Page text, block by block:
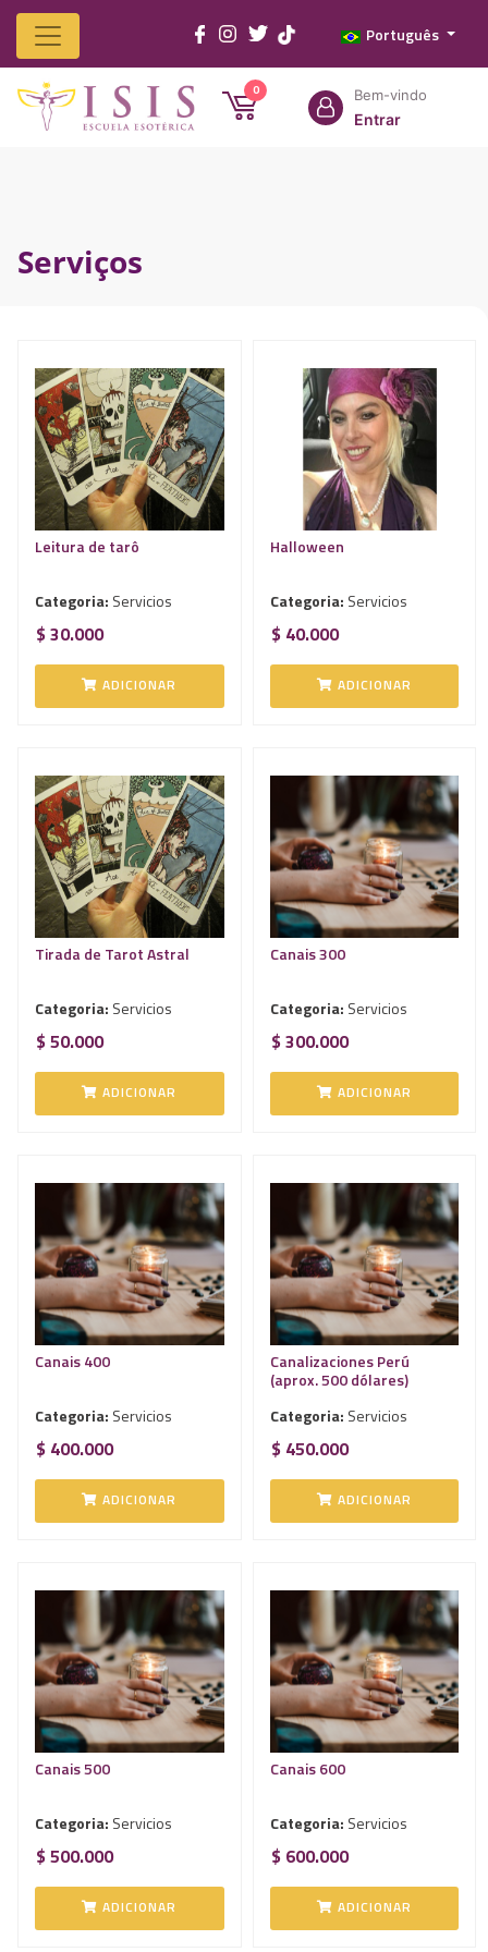
Home
Isis
Cursos
Serviços
Produtos
Franquias
Contato
Português
0 Bem-vindo
Entrar
Serviços
Leitura de tarô
Categoria: Servicios
$ 30.000
ADICIONAR
Halloween
Categoria: Servicios
$ 40.000
ADICIONAR
Tirada de Tarot Astral
Categoria: Servicios
$ 50.000
ADICIONAR
Canais 300
Categoria: Servicios
$ 300.000
ADICIONAR
Canais 400
Categoria: Servicios
$ 400.000
ADICIONAR
Canalizaciones Perú
(aprox. 500 dólares)
Categoria: Servicios
$ 450.000
ADICIONAR
Canais 500
Categoria: Servicios
$ 500.000
ADICIONAR
Canais 600
Categoria: Servicios
$ 600.000
ADICIONAR